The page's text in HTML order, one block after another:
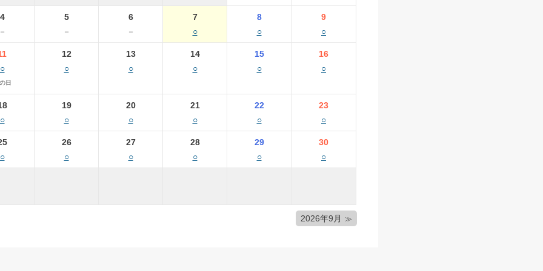
4
5
－
6
－
7
○
8
○
9
○
○
日
12
○
13
○
14
○
15
○
16
○
○
19
○
20
○
21
○
22
○
23
○
○
26
○
27
○
28
○
29
○
30
○
2026年9月